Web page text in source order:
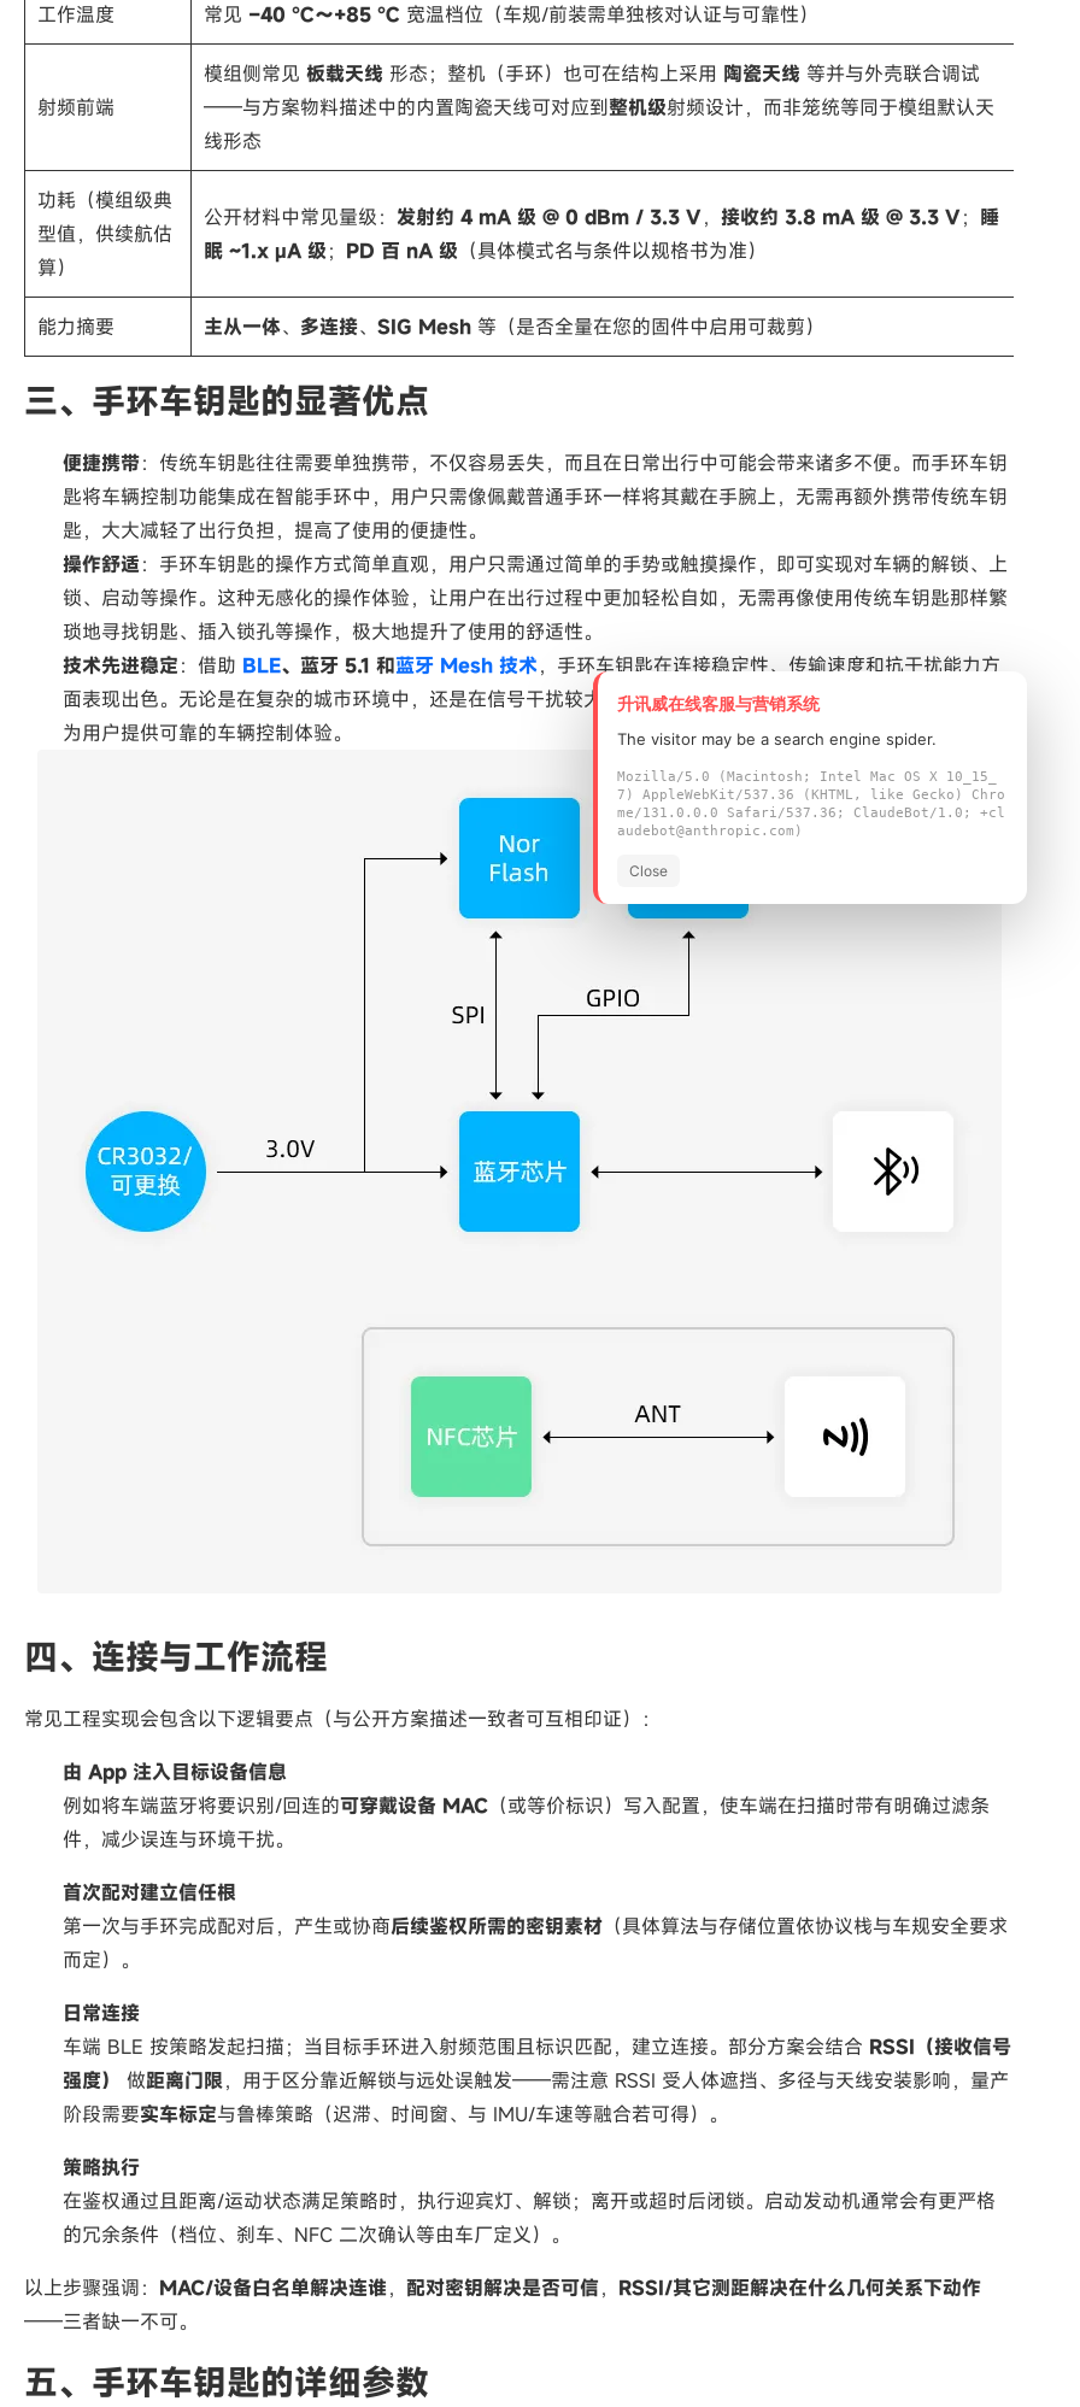
工作温度 常见 −40 ℃～+85 ℃ 宽温档位（车规/前装需单独核对认证与可靠性）
射频前端
模组侧常见 板载天线 形态；整机（手环）也可在结构上采用 陶瓷天线 等并与外壳联合调试
——与方案物料描述中的内置陶瓷天线可对应到整机级射频设计，而非笼统等同于模组默认天
线形态
功耗（模组级典
型值，供续航估
算）
公开材料中常见量级： 发射约 4 mA 级 @ 0 dBm / 3.3 V， 接收约 3.8 mA 级 @ 3.3 V； 睡
眠 ~1.x µA 级； PD 百 nA 级 （具体模式名与条件以规格书为准）
能力摘要 主从一体、 多连接、 SIG Mesh 等（是否全量在您的固件中启用可裁剪）
三、手环车钥匙的显著优点
便捷携带：传统车钥匙往往需要单独携带，不仅容易丢失，而且在日常出行中可能会带来诸多不便。而手环车钥
匙将车辆控制功能集成在智能手环中，用户只需像佩戴普通手环一样将其戴在手腕上，无需再额外携带传统车钥
匙，大大减轻了出行负担，提高了使用的便捷性。
操作舒适：手环车钥匙的操作方式简单直观，用户只需通过简单的手势或触摸操作，即可实现对车辆的解锁、上
锁、启动等操作。这种无感化的操作体验，让用户在出行过程中更加轻松自如，无需再像使用传统车钥匙那样繁
琐地寻找钥匙、插入锁孔等操作，极大地提升了使用的舒适性。
技术先进稳定：借助 BLE、蓝牙 5.1 和蓝牙 Mesh 技术，手环车钥匙在连接稳定性、传输速度和抗干扰能力方
面表现出色。无论是在复杂的城市环境中，还是在信号干扰较大的区域，都能确保手环与车辆之间的稳定通信，
为用户提供可靠的车辆控制体验。
四、连接与工作流程
常见工程实现会包含以下逻辑要点（与公开方案描述一致者可互相印证）：
由 App 注入目标设备信息
例如将车端蓝牙将要识别/回连的可穿戴设备 MAC （或等价标识）写入配置，使车端在扫描时带有明确过滤条
件，减少误连与环境干扰。
首次配对建立信任根
第一次与手环完成配对后，产生或协商后续鉴权所需的密钥素材 （具体算法与存储位置依协议栈与车规安全要求
而定）。
日常连接
车端 BLE 按策略发起扫描；当目标手环进入射频范围且标识匹配，建立连接。部分方案会结合 RSSI（接收信号
强度）
做距离门限，用于区分靠近解锁与远处误触发——需注意 RSSI 受人体遮挡、多径与天线安装影响，量产
阶段需要实车标定与鲁棒策略（迟滞、时间窗、与 IMU/车速等融合若可得）。
策略执行
在鉴权通过且距离/运动状态满足策略时，执行迎宾灯、解锁；离开或超时后闭锁。启动发动机通常会有更严格
的冗余条件（档位、刹车、NFC 二次确认等由车厂定义）。
以上步骤强调： MAC/设备白名单解决连谁， 配对密钥解决是否可信， RSSI/其它测距解决在什么几何关系下动作
——三者缺一不可。
五、手环车钥匙的详细参数
升讯威在线客服与营销系统
The visitor may be a search engine spider.
Mozilla/5.0 (Macintosh; Intel Mac OS X 10_15_
7) AppleWebKit/537.36 (KHTML, like Gecko) Chro
me/131.0.0.0 Safari/537.36; ClaudeBot/1.0; +cl
audebot@anthropic.com)
Close